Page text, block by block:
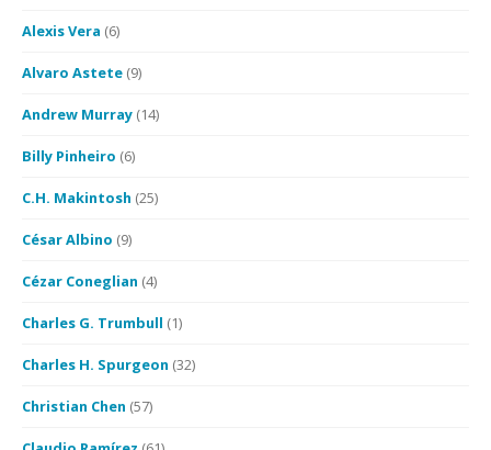
Alexis Vera (6)
Alvaro Astete (9)
Andrew Murray (14)
Billy Pinheiro (6)
C.H. Makintosh (25)
César Albino (9)
Cézar Coneglian (4)
Charles G. Trumbull (1)
Charles H. Spurgeon (32)
Christian Chen (57)